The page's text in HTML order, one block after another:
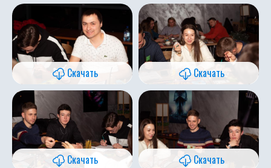
Скачать Скачать
Скачать Скачать